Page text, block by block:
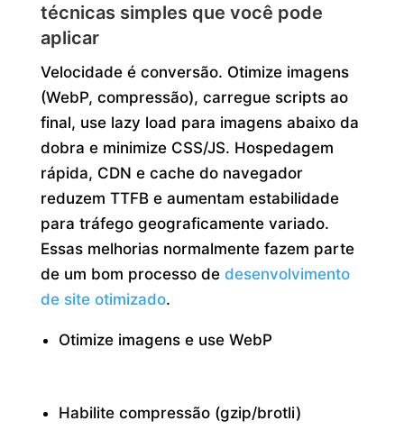
técnicas simples que você pode
aplicar
Velocidade é conversão. Otimize imagens
(WebP, compressão), carregue scripts ao
final, use lazy load para imagens abaixo da
dobra e minimize CSS/JS. Hospedagem
rápida, CDN e cache do navegador
reduzem TTFB e aumentam estabilidade
para tráfego geograficamente variado.
Essas melhorias normalmente fazem parte
de um bom processo de desenvolvimento
de site otimizado.
Otimize imagens e use WebP
Habilite compressão (gzip/brotli)